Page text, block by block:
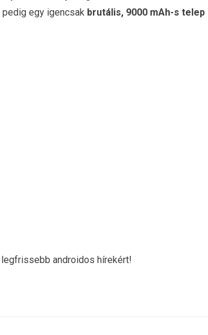
egy igencsak brutális, 9000 mAh-s telep
legfrissebb androidos hírekért!